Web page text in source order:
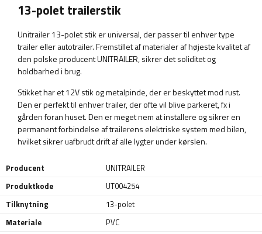
13-polet trailerstik
Unitrailer 13-polet stik er universal, der passer til enhver type
trailer eller autotrailer. Fremstillet af materialer af højeste kvalitet af
den polske producent UNITRAILER, sikrer det soliditet og
holdbarhed i brug.
Stikket har et 12V stik og metalpinde, der er beskyttet mod rust.
Den er perfekt til enhver trailer, der ofte vil blive parkeret, fx i
gården foran huset. Den er meget nem at installere og sikrer en
permanent forbindelse af trailerens elektriske system med bilen,
hvilket sikrer uafbrudt drift af alle lygter under kørslen.
Producent
UNITRAILER
Produktkode
UT004254
Tilknytning
13-polet
Materiale
PVC